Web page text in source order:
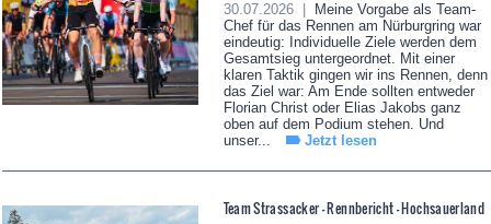
30.07.2026 |
Meine Vorgabe als Team-
Chef für das Rennen am Nürburgring war
eindeutig: Individuelle Ziele werden dem
Gesamtsieg untergeordnet. Mit einer
klaren Taktik gingen wir ins Rennen, denn
das Ziel war: Am Ende sollten entweder
Florian Christ oder Elias Jakobs ganz
oben auf dem Podium stehen. Und
unser...
Jetzt lesen
Team Strassacker - Rennbericht - Hochsauerland